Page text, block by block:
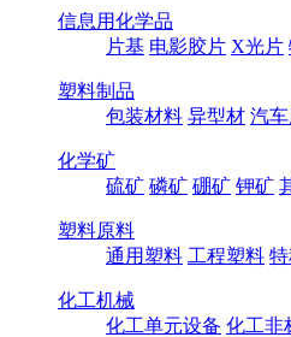
信息用化学品
片基 电影胶片 X光片
塑料制品
包装材料 异型材 汽
化学矿
硫矿 磷矿 硼矿 钾矿
塑料原料
通用塑料 工程塑料
化工机械
化工单元设备 化工非